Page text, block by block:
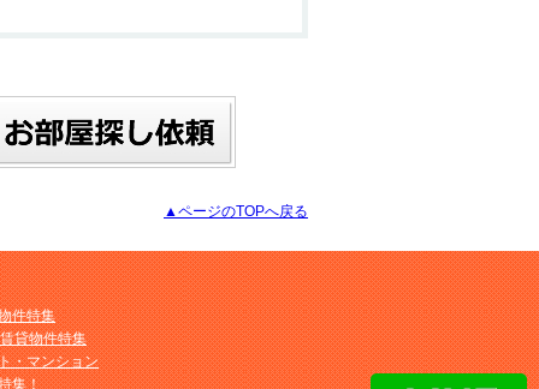
▲ページのTOPへ戻る
件特集
貸物件特集
・マンション
集！